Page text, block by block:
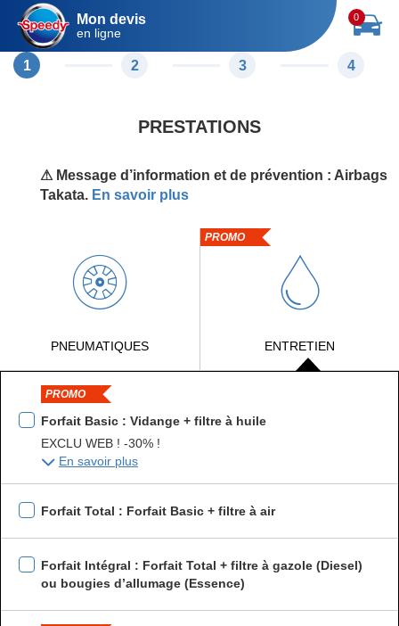
Mon devis
en ligne
0
1 2 3 4
PRESTATIONS
⚠ Message d’information et de prévention : Airbags
Takata. En savoir plus
PNEUMATIQUES
PROMO
ENTRETIEN
PROMO
Forfait Basic : Vidange + filtre à huile
EXCLU WEB ! -30% !
En savoir plus
Forfait Total : Forfait Basic + filtre à air
Forfait Intégral : Forfait Total + filtre à gazole (Diesel)
ou bougies d’allumage (Essence)